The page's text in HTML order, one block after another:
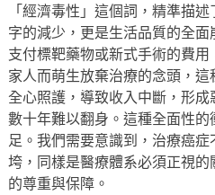
「經濟毒性」這個詞，精準描
字的減少，更是生活品質的全
支付標靶藥物或新式手術的費
家人而萌生放棄治療的念頭，
全心照護，導致收入中斷，形
數十年難以翻身。這種全面性
足。我們需要意識到，治療癌
垮，同樣是醫療體系必須正視
的尊重與保障。